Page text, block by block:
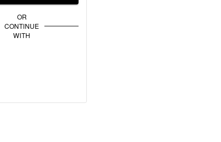
OR
CONTINUE
WITH